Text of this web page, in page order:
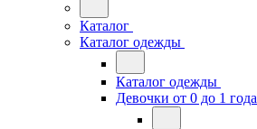
Каталог
Каталог одежды
Каталог одежды
Девочки от 0 до 1 года